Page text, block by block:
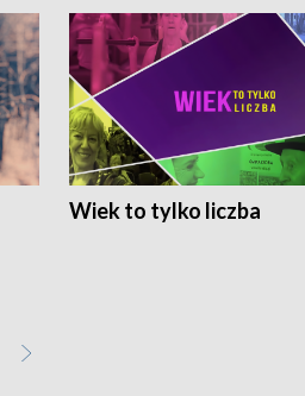
Wiek to tylko liczba